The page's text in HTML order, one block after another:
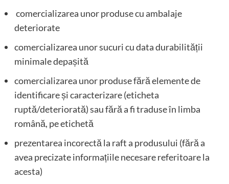
comercializarea unor produse cu ambalaje
deteriorate
comercializarea unor sucuri cu data durabilității
minimale depașită
comercializarea unor produse fără elemente de
identificare și caracterizare (eticheta
ruptă/deteriorată) sau fără a fi traduse în limba
română, pe etichetă
prezentarea incorectă la raft a produsului (fără a
avea precizate informațiile necesare referitoare la
acesta)